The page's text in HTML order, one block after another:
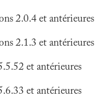
2.0.4 et antérieures
2.1.3 et antérieures
et antérieures
et antérieures